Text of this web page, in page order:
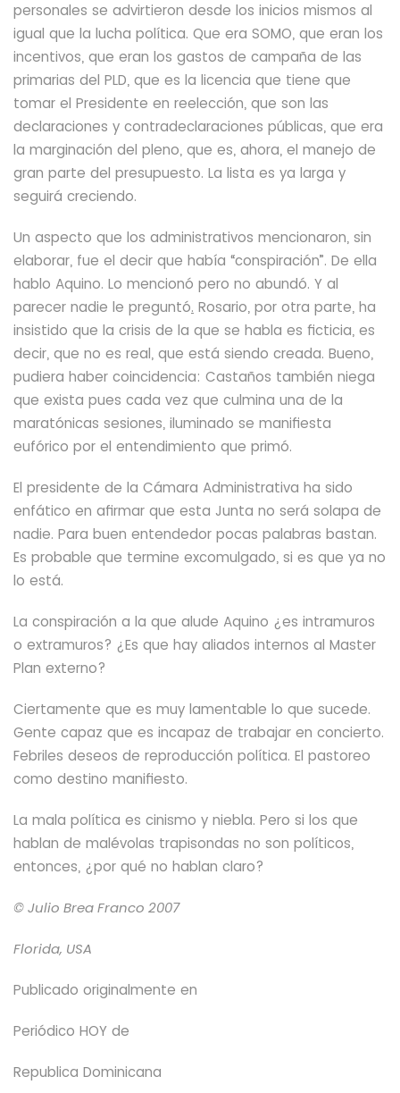
personales se advirtieron desde los inicios mismos al
igual que la lucha política. Que era SOMO, que eran los
incentivos, que eran los gastos de campaña de las
primarias del PLD, que es la licencia que tiene que
tomar el Presidente en reelección, que son las
declaraciones y contradeclaraciones públicas, que era
la marginación del pleno, que es, ahora, el manejo de
gran parte del presupuesto. La lista es ya larga y
seguirá creciendo.
Un aspecto que los administrativos mencionaron, sin
elaborar, fue el decir que había “conspiración”. De ella
hablo Aquino. Lo mencionó pero no abundó. Y al
parecer nadie le preguntó. Rosario, por otra parte, ha
insistido que la crisis de la que se habla es ficticia, es
decir, que no es real, que está siendo creada. Bueno,
pudiera haber coincidencia: Castaños también niega
que exista pues cada vez que culmina una de la
maratónicas sesiones, iluminado se manifiesta
eufórico por el entendimiento que primó.
El presidente de la Cámara Administrativa ha sido
enfático en afirmar que esta Junta no será solapa de
nadie. Para buen entendedor pocas palabras bastan.
Es probable que termine excomulgado, si es que ya no
lo está.
La conspiración a la que alude Aquino ¿es intramuros
o extramuros? ¿Es que hay aliados internos al Master
Plan externo?
Ciertamente que es muy lamentable lo que sucede.
Gente capaz que es incapaz de trabajar en concierto.
Febriles deseos de reproducción política. El pastoreo
como destino manifiesto.
La mala política es cinismo y niebla. Pero si los que
hablan de malévolas trapisondas no son políticos,
entonces, ¿por qué no hablan claro?
© Julio Brea Franco 2007
Florida, USA
Publicado originalmente en
Periódico HOY de
Republica Dominicana